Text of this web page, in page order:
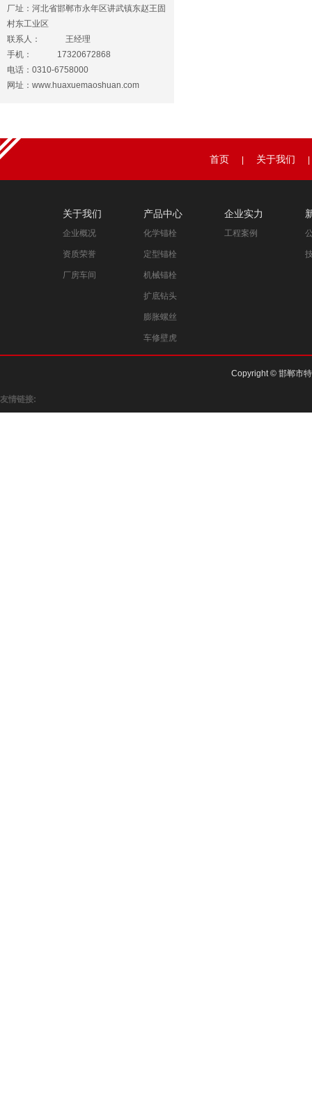
厂址：河北省邯郸市永年区讲武镇东赵王固
村东工业区
联系人：
王经理
手机：
17320672868
电话：0310-6758000
网址： www.huaxuemaoshuan.com
首页 关于我们
关于我们
企业概况
资质荣誉
厂房车间
产品中心
化学锚栓
定型锚栓
机械锚栓
扩底钻头
膨胀螺丝
车修壁虎
企业实力
工程案例
Copyright © 邯郸市
友情链接: